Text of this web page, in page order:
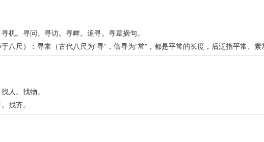
机。寻问。寻访。寻衅。追寻。寻章摘句。
八尺）：寻常（古代八尺为“寻”，倍寻为“常”，都是平常的长度，后泛指平常、素
人。找物。
找齐。